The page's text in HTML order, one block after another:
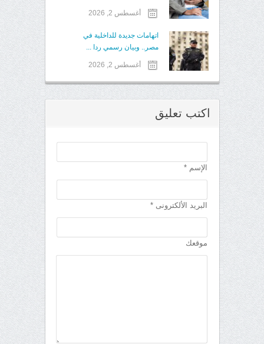
أغسطس 2, 2026
اتهامات جديدة للداخلية في
مصر.. وبيان رسمي ردا ...
أغسطس 2, 2026
اكتب تعليق
الإسم *
البريد الألكترونى *
موقعك